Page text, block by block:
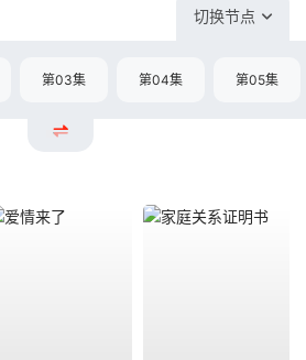
切换节点
第03集 第04集 第05集